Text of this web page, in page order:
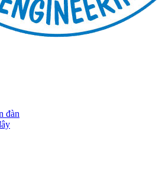
đàn